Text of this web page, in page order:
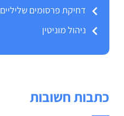
דחיקת פרסומים שליליים
ניהול מוניטין
כתבות חשובות